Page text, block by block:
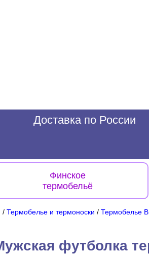
Доставка по России
Финское
термобельё
/ Термобелье и термоноски / Термобелье
футболка